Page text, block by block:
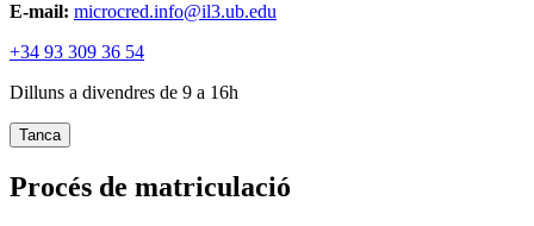
E-mail: microcred.info@il3.ub.edu
+34 93 309 36 54
Dilluns a divendres de 9 a 16h
Tanca
Procés de matriculació